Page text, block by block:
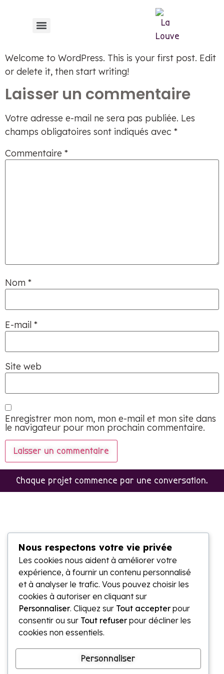
Welcome to WordPress. This is your first post. Edit
or delete it, then start writing!
Laisser un commentaire
Votre adresse e-mail ne sera pas publiée. Les
champs obligatoires sont indiqués avec *
Commentaire *
Nom *
E-mail *
Site web
Enregistrer mon nom, mon e-mail et mon site dans
le navigateur pour mon prochain commentaire.
Chaque projet commence par une conversation.
Communication
entreprises
Caroline
Leblanc
caroline@lalouve.ca
Bas St-Laurent,
Québec
Nous respectons votre vie privée
Les cookies nous aident à améliorer votre
expérience, à fournir un contenu personnalisé
et à analyser le trafic. Vous pouvez choisir les
cookies à autoriser en cliquant sur
Personnaliser. Cliquez sur Tout accepter pour
consentir ou sur Tout refuser pour décliner les
cookies non essentiels.
Personnaliser